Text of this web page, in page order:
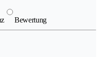
Bewertung